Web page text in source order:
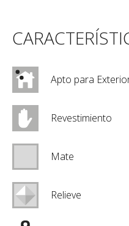
Apto para
Revestimiento
Mate
Relieve